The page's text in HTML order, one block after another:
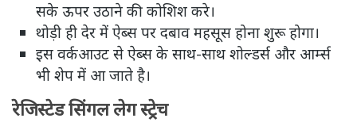
सके ऊपर उठाने की कोशिश करे।
थोड़ी ही देर में ऐब्स पर दबाव महसूस होना शुरू होगा।
इस वर्कआउट से ऐब्स के साथ-साथ शोल्डर्स और आर्म्स
भी शेप में आ जाते है।
रेजिस्टेड सिंगल लेग स्ट्रेच